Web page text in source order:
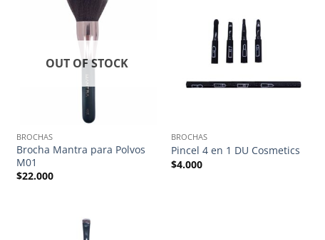
OUT OF STOCK
BROCHAS
Brocha Mantra para Polvos
M01
$22.000
BROCHAS
Pincel 4 en 1 DU Cosmetics
$4.000